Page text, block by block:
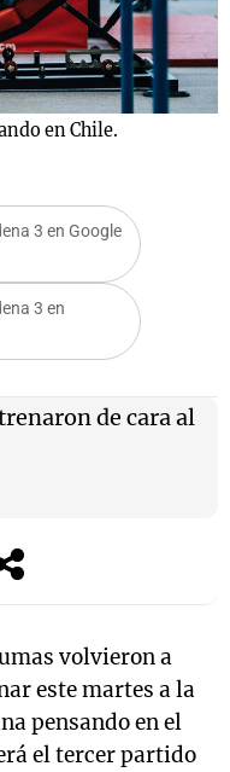
en Chile.
3 en Google
3 en
de cara al
volvieron a
este martes a la
pensando en el
el tercer partido
La Sole en
Cadena 3